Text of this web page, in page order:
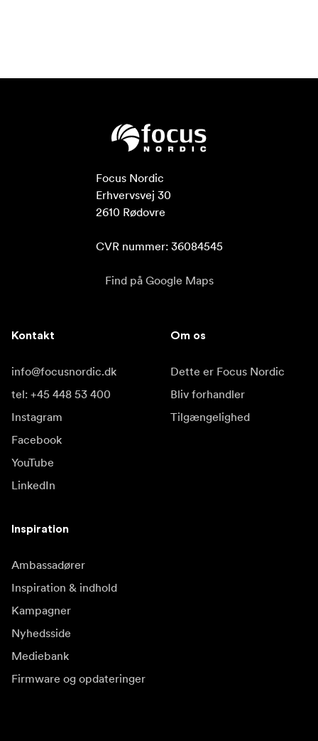
Focus Nordic
Erhvervsvej 30
2610 Rødovre
CVR nummer: 36084545
Find på Google Maps
Kontakt
info@focusnordic.dk
tel: +45 448 53 400
Instagram
Facebook
YouTube
LinkedIn
Om os
Dette er Focus Nordic
Bliv forhandler
Tilgængelighed
Inspiration
Ambassadører
Inspiration & indhold
Kampagner
Nyhedsside
Mediebank
Firmware og opdateringer